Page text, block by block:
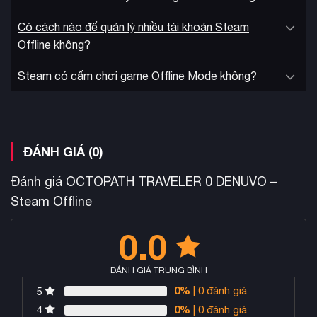
Tại sao nên chọn tài khoản Steam Offline tại KAMIKEY?
Steam, giúp bạn trải nghiệm OCTOPATH TRAVELER 0 với
mức chi phí cực kỳ hợp lý.
Chơi ngay lập tức: Không cần chờ crack – game sử
dụng Denuvo thường rất lâu mới có bản crack hoặc thậm
Có cách nào để quản lý nhiều tài khoản Steam
Offline không?
Steam có cấm chơi game Offline Mode không?
ĐÁNH GIÁ (0)
Đánh giá OCTOPATH TRAVELER 0 DENUVO –
Steam Offline
0.0
ĐÁNH GIÁ TRUNG BÌNH
5 0% | 0 đánh giá
4
0% | 0 đánh giá